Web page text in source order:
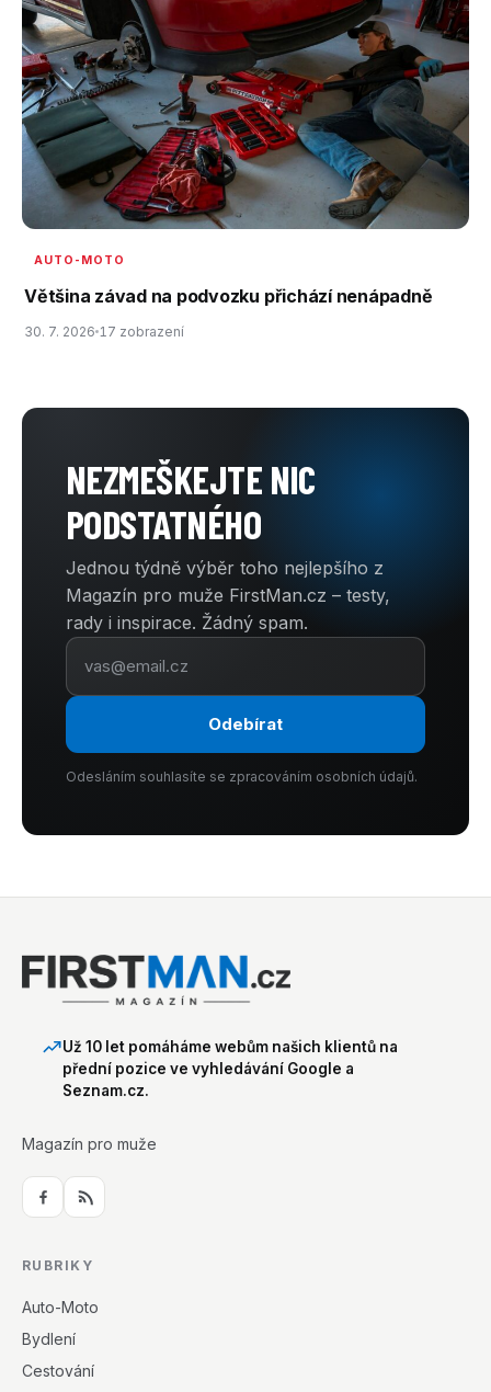
AUTO-MOTO
Většina závad na podvozku přichází nenápadně
30. 7. 2026 17 zobrazení
NEZMEŠKEJTE NIC
PODSTATNÉHO
Jednou týdně výběr toho nejlepšího z
Magazín pro muže FirstMan.cz – testy,
rady i inspirace. Žádný spam.
Odebírat
Odesláním souhlasíte se zpracováním osobních údajů.
Už 10 let pomáháme webům našich klientů na
přední pozice ve vyhledávání Google a
Seznam.cz.
Magazín pro muže
RUBRIKY
Auto-Moto
Bydlení
Cestování